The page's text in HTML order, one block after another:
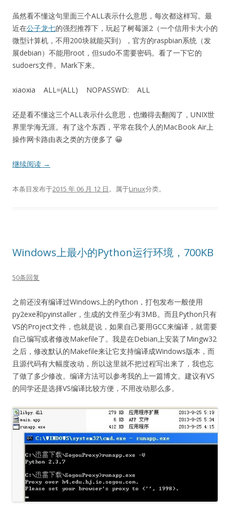
虽然看不懂这句里面三个ALL表示什么意思，每次都这样写。最
近在公子龙七的强烈推荐下，玩起了树莓派2（一个信用卡大小的
微型计算机，不用200块就能买到），官方的raspbian系统（发
展debian）不能用root，但sudo不需要密码。看了一下它的
sudoers文件。Mark下来。
xiaoxia ALL=(ALL) NOPASSWD: ALL
还是看不懂这三个ALL表示什么意思，也懒得去翻阅了，UNIX世
界里学海无涯。有了这个东西，平常在我个人的MacBook Air上
操作网卡路由表之类的方便多了 😀
继续阅读 →
本条目发布于2015 年 06 月 12 日。属于Linux分类。
Windows上最小的Python运行环境，700KB
50条回复
之前还没有编译过Windows上的Python，打包发布一般使用
py2exe和pyinstaller，生成的文件至少有3MB。而且Python只有
VS的Project文件，也就是说，如果自己要用GCC来编译，就需要
自己编写或者修改Makefile了。我是在Debian上安装了Mingw32
之后，修改默认的Makefile来让它支持编译成Windows版本，而
且源代码有大幅度改动，所以这里就不把过程写出来了，我也忘
了做了多少修改。编译方法可以参考我的上一篇博文。建议有VS
的同学还是选择VS编译比较方便，不用改动那么多。